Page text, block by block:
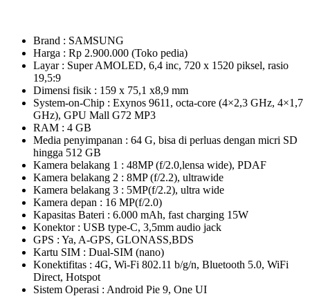
Brand : SAMSUNG
Harga : Rp 2.900.000 (Toko pedia)
Layar : Super AMOLED, 6,4 inc, 720 x 1520 piksel, rasio
19,5:9
Dimensi fisik : 159 x 75,1 x8,9 mm
System-on-Chip : Exynos 9611, octa-core (4×2,3 GHz, 4×1,7
GHz), GPU Mall G72 MP3
RAM : 4 GB
Media penyimpanan : 64 G, bisa di perluas dengan micri SD
hingga 512 GB
Kamera belakang 1 : 48MP (f/2.0,lensa wide), PDAF
Kamera belakang 2 : 8MP (f/2.2), ultrawide
Kamera belakang 3 : 5MP(f/2.2), ultra wide
Kamera depan : 16 MP(f/2.0)
Kapasitas Bateri : 6.000 mAh, fast charging 15W
Konektor : USB type-C, 3,5mm audio jack
GPS : Ya, A-GPS, GLONASS,BDS
Kartu SIM : Dual-SIM (nano)
Konektifitas : 4G, Wi-Fi 802.11 b/g/n, Bluetooth 5.0, WiFi
Direct, Hotspot
Sistem Operasi : Android Pie 9, One UI